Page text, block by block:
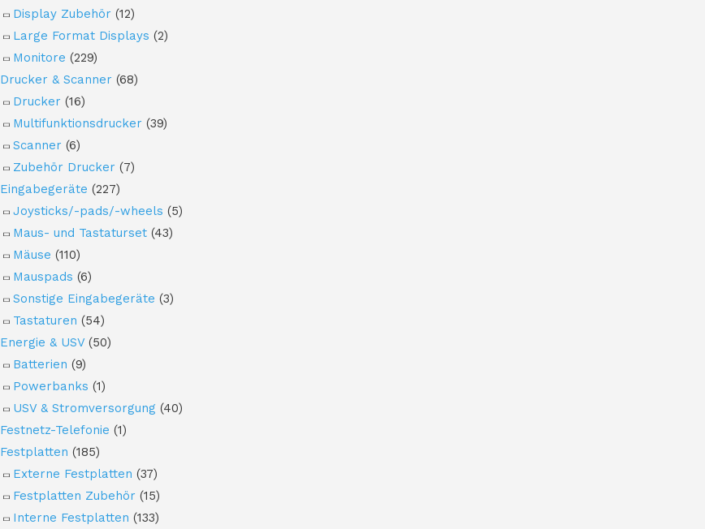
Display Zubehör (12)
Large Format Displays (2)
Monitore (229)
Drucker & Scanner (68)
Drucker (16)
Multifunktionsdrucker (39)
Scanner (6)
Zubehör Drucker (7)
Eingabegeräte (227)
Joysticks/-pads/-wheels (5)
Maus- und Tastaturset (43)
Mäuse (110)
Mauspads (6)
Sonstige Eingabegeräte (3)
Tastaturen (54)
Energie & USV (50)
Batterien (9)
Powerbanks (1)
USV & Stromversorgung (40)
Festnetz-Telefonie (1)
Festplatten (185)
Externe Festplatten (37)
Festplatten Zubehör (15)
Interne Festplatten (133)